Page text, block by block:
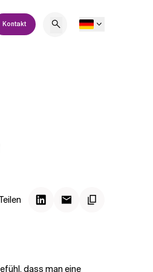
Kontakt
dass man eine